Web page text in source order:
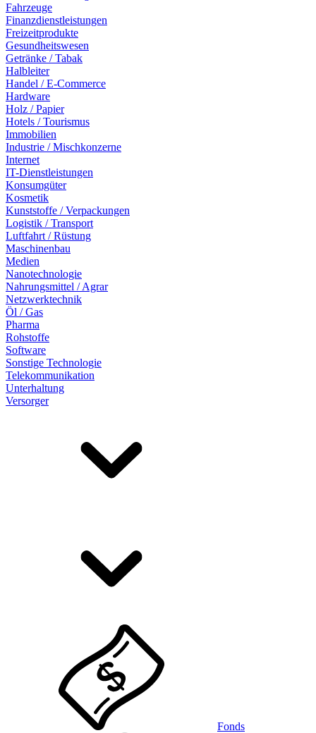
Fahrzeuge
Finanzdienstleistungen
Freizeitprodukte
Gesundheitswesen
Getränke / Tabak
Halbleiter
Handel / E-Commerce
Hardware
Holz / Papier
Hotels / Tourismus
Immobilien
Industrie / Mischkonzerne
Internet
IT-Dienstleistungen
Konsumgüter
Kosmetik
Kunststoffe / Verpackungen
Logistik / Transport
Luftfahrt / Rüstung
Maschinenbau
Medien
Nanotechnologie
Nahrungsmittel / Agrar
Netzwerktechnik
Öl / Gas
Pharma
Rohstoffe
Software
Sonstige Technologie
Telekommunikation
Unterhaltung
Versorger
Fonds